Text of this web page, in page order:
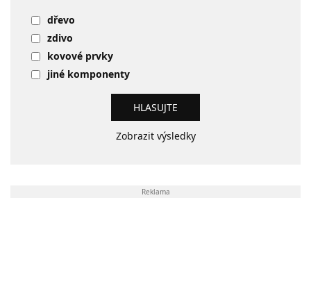
dřevo
zdivo
kovové prvky
jiné komponenty
Zobrazit výsledky
Reklama